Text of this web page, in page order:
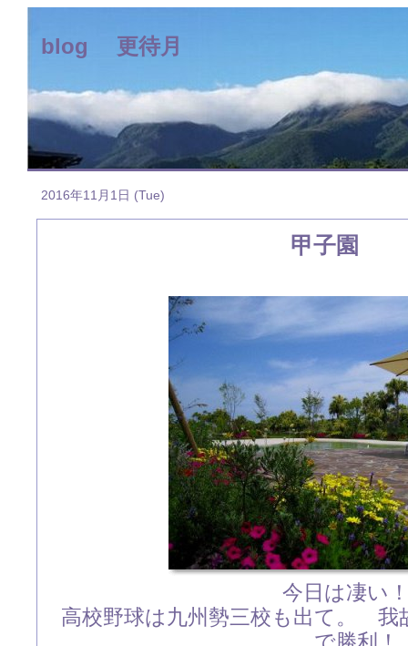
blog 更待月
2016年11月1日 (Tue)
甲子園
今日は凄い
高校野球は九州勢三校も出て。 我